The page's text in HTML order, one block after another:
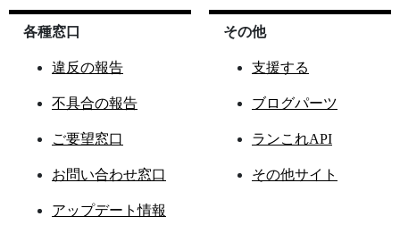
各種窓口
違反の報告
不具合の報告
ご要望窓口
お問い合わせ窓口
アップデート情報
その他
支援する
ブログパーツ
ランこれAPI
その他サイト